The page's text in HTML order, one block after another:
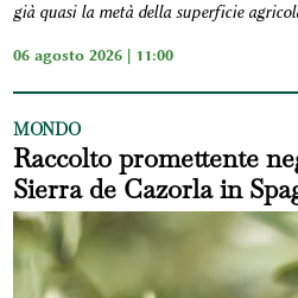
già quasi la metà della superficie
06 agosto 2026 | 11:00
MONDO
Raccolto promettente
Sierra de Cazorla in